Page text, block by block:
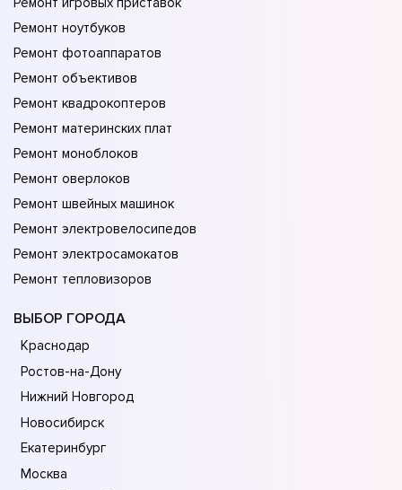
Ремонт ноутбуков
Ремонт фотоаппаратов
Ремонт объективов
Ремонт квадрокоптеров
Ремонт материнских плат
Ремонт моноблоков
Ремонт оверлоков
Ремонт швейных машинок
Ремонт электровелосипедов
Ремонт электросамокатов
Ремонт тепловизоров
ВЫБОР ГОРОДА
Краснодар
Ростов-на-Дону
Нижний Новгород
Новосибирск
Екатеринбург
Москва